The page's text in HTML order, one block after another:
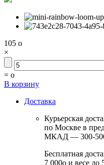
105 o
×
= o
В корзину
Доставка
Курьерская
по Москве в
МКАД — 300-
Бесплатная
7 000o и весе до